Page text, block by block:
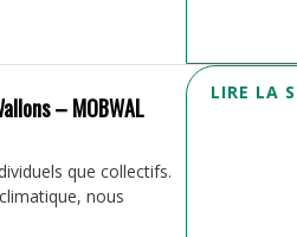
– MOBWAL
que collectifs.
nous
LIRE LA